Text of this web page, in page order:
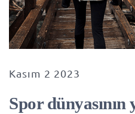
Kasım 2 2023
Spor dünyasının